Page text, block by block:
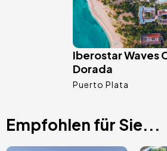
Iberostar Waves
Dorada
Puerto Plata
Empfohlen für Sie...